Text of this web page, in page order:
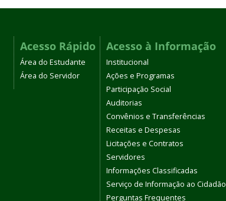
Acesso Rápido
Área do Estudante
Área do Servidor
Acesso à Informação
Institucional
Ações e Programas
Participação Social
Auditorias
Convênios e Transferências
Receitas e Despesas
Licitações e Contratos
Servidores
Informações Classificadas
Serviço de Informação ao Cidadão
Perguntas Frequentes